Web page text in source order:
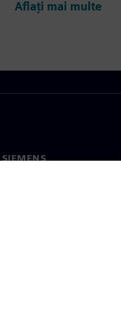
Aflați mai multe
SIEMENS